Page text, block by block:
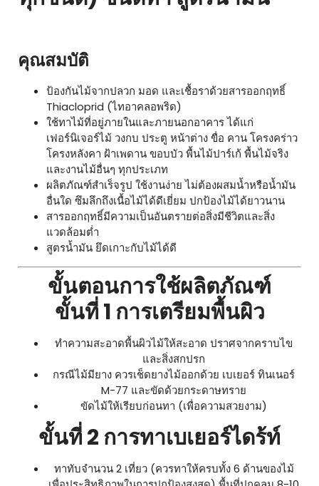
คุณสมบัติ
ป้องกันไม้จากปลวก มอด และเชื้อราด้วยสารออกฤทธิ์
Thiacloprid (ไทอาคลอพริด)
ใช้ทาไม้ที่อยู่ภายในและภายนอกอาคาร ได้แก่
เฟอร์นิเจอร์ไม้ วงกบ ประตู หน้าต่าง ขื่อ คาน โครงคร่าว
โครงหลังคา ฝ้าเพดาน ขอบบัว พื้นไม้ปาร์เก้ พื้นไม้จริง
และงานไม้อื่นๆ ทุกประเภท
ผลิตภัณฑ์สำเร็จรูป ใช้งานง่าย ไม่ต้องผสมน้ำหรือน้ำมัน
อื่นใด ซึมลึกถึงเนื้อไม้ได้ดีเยี่ยม ปกป้องไม้ได้ยาวนาน
สารออกฤทธิ์มีความเป็นอันตรายต่อสิ่งมีชีวิตและสิ่ง
แวดล้อมต่ำ
สูตรน้ำมัน ยึดเกาะกับไม้ได้ดี
ขั้นตอนการใช้ผลิตภัณฑ์
ขั้นที่ 1 การเตรียมพื้นผิว
ทำความสะอาดพื้นผิวไม้ให้สะอาด ปราศจากคราบไข
และสิ่งสกปรก
กรณีไม้มียาง ควรเช็ดยางไม้ออกด้วย เบเยอร์ ทินเนอร์
M-77 และขัดด้วยกระดาษทราย
ขัดไม้ให้เรียบก่อนทา (เพื่อความสวยงาม)
ขั้นที่ 2 การทาเบเยอร์ไดร้ท์
ทาทับจำนวน 2 เที่ยว (ควรทาให้ครบทั้ง 6 ด้านของไม้